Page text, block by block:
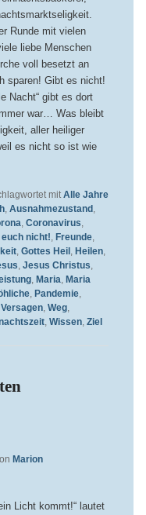
Runde mit vielen
liebe Menschen
voll besetzt an
sparen! Gibt es nicht!
Nacht“ gibt es dort
war… Was bleibt
aller heiliger
es nicht so ist wie
mit Alle Jahre
, Ausnahmezustand,
, Coronavirus,
nicht!, Freunde,
, Gottes Heil, Heilen,
, Jesus Christus,
, Maria, Maria
, Pandemie,
Versagen, Weg,
, Wissen, Ziel
Marion
Licht kommt!“ lautet